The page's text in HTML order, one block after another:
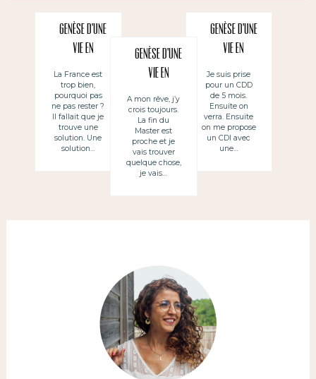
Genèse d’une
vie en
freelance –
traductrice
(2) ~ Génesis
de una vida de
free lance –
La France est
trop bien,
pourquoi pas
ne pas rester ?
Il fallait que je
trouve une
solution. Une
solution…
Genèse d’une
vie en
freelance –
traductrice
(3) ~ Génesis
de una vida de
free lance –
A mon rêve, j’y
crois toujours.
La fin du
Master est
proche et je
vais trouver
quelque chose,
je vais…
Genèse d’une
vie en
freelance –
traductrice
(4) ~ Génesis
de una vida de
free lance –
Je suis prise
pour un CDD
de 5 mois.
Ensuite on
verra. Ensuite
on me propose
un CDI avec
une…